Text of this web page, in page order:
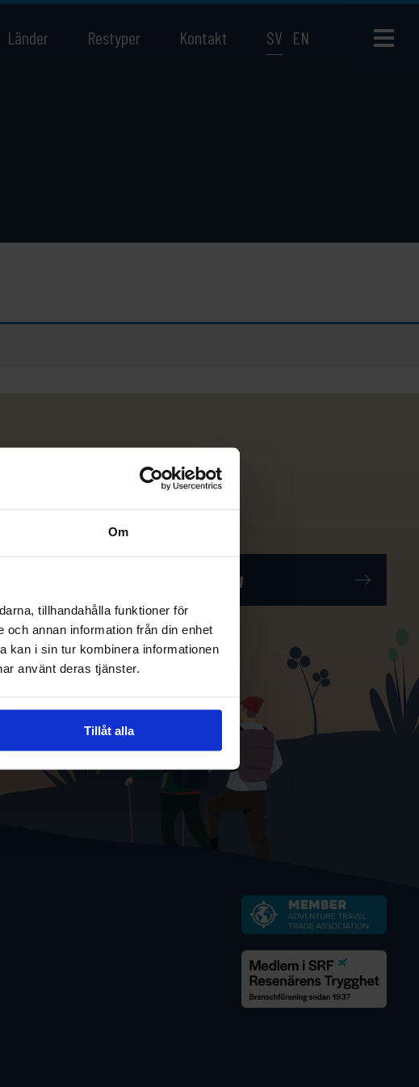
Om
tillhandahålla funktioner för
annan information från din enhet
kan i sin tur kombinera informationen
använt deras tjänster.
Tillåt alla
Länder Restyper Kontakt SV EN